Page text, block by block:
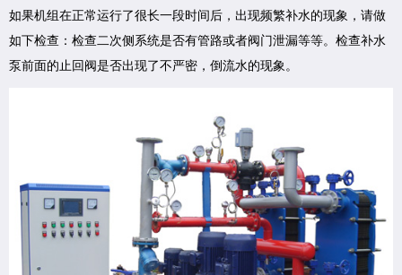
如果机组在正常运行了很长一段时间后，出现频繁补水的现象，请做
如下检查：检查二次侧系统是否有管路或者阀门泄漏等等。检查补水
泵前面的止回阀是否出现了不严密，倒流水的现象。